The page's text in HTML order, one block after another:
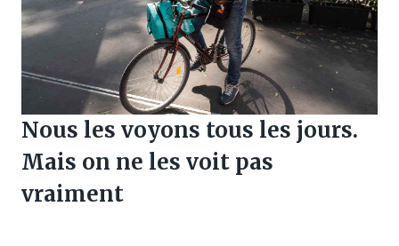
Nous les voyons tous les jours.
Mais on ne les voit pas
vraiment